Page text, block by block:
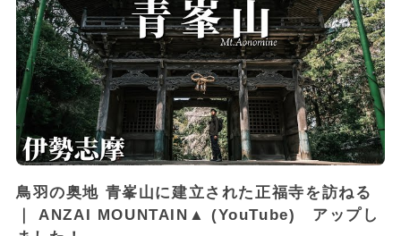
鳥羽の奥地 青峯山に建立された正福寺を訪ねる
｜ ANZAI MOUNTAIN▲ (YouTube) アップし